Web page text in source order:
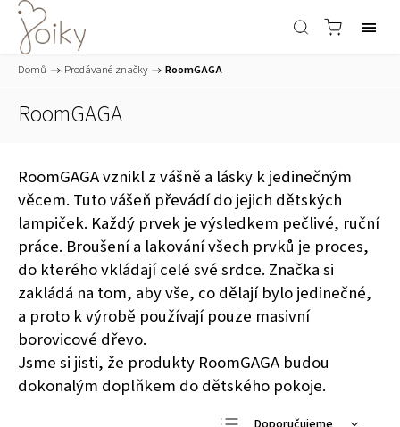
Domů / Prodávané značky / RoomGAGA
RoomGAGA
RoomGAGA vznikl z vášně a lásky k jedinečným
věcem. Tuto vášeň převádí do jejich dětských
lampiček. Každý prvek je výsledkem pečlivé, ruční
práce. Broušení a lakování všech prvků je proces,
do kterého vkládají celé své srdce. Značka si
zakládá na tom, aby vše, co dělají bylo jedinečné,
a proto k výrobě používají pouze masivní
borovicové dřevo.
Jsme si jisti, že produkty RoomGAGA budou
dokonalým doplňkem do dětského pokoje.